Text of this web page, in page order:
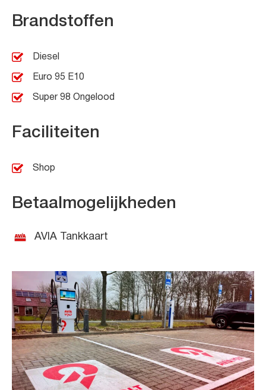
Brandstoffen
Diesel
Euro 95 E10
Super 98 Ongelood
Faciliteiten
Shop
Betaalmogelijkheden
AVIA Tankkaart